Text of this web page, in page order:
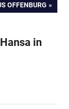
OFFENBURG
in